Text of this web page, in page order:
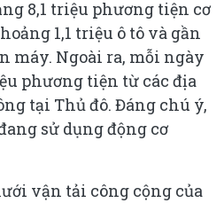
8,1 triệu phương tiện cơ
1,1 triệu ô tô và gần
máy. Ngoài ra, mỗi ngày
phương tiện từ các địa
tại Thủ đô. Đáng chú ý,
sử dụng động cơ
vận tải công cộng của